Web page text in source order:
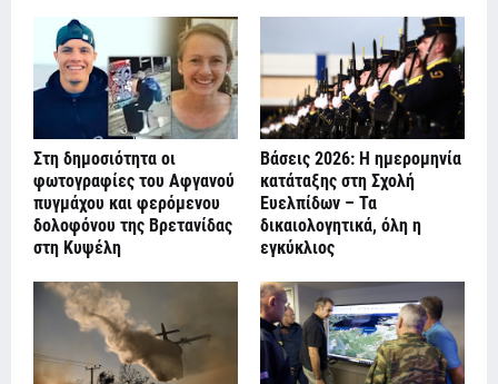
Στη δημοσιότητα οι
φωτογραφίες του Αφγανού
πυγμάχου και φερόμενου
δολοφόνου της Βρετανίδας
στη Κυψέλη
Βάσεις 2026: Η ημερομηνία
κατάταξης στη Σχολή
Ευελπίδων – Τα
δικαιολογητικά, όλη η
εγκύκλιος